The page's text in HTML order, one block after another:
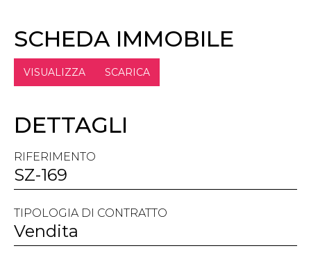
SCHEDA IMMOBILE
VISUALIZZA SCARICA
DETTAGLI
RIFERIMENTO
SZ-169
TIPOLOGIA DI CONTRATTO
Vendita